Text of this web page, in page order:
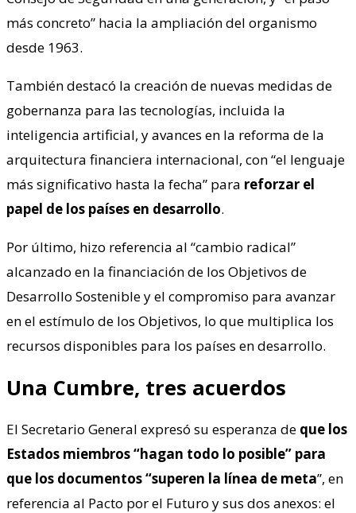
más concreto” hacia la ampliación del organismo
desde 1963.
También destacó la creación de nuevas medidas de
gobernanza para las tecnologías, incluida la
inteligencia artificial, y avances en la reforma de la
arquitectura financiera internacional, con “el lenguaje
más significativo hasta la fecha” para reforzar el
papel de los países en desarrollo.
Por último, hizo referencia al “cambio radical”
alcanzado en la financiación de los Objetivos de
Desarrollo Sostenible y el compromiso para avanzar
en el estímulo de los Objetivos, lo que multiplica los
recursos disponibles para los países en desarrollo.
Una Cumbre, tres acuerdos
El Secretario General expresó su esperanza de que los
Estados miembros “hagan todo lo posible” para
que los documentos “superen la línea de meta”, en
referencia al Pacto por el Futuro y sus dos anexos: el